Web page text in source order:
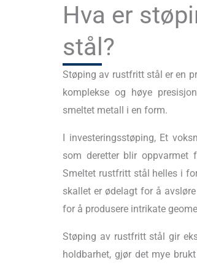
Hva er
stål?
Støping av rustfritt stål er en
komplekse og høye
smeltet metall i en form.
I investeringsstøping, Et
som deretter blir oppvarmet
Smeltet rustfritt stål helles i
skallet er ødelagt for å
for å produsere intrikate
Støping av rustfritt stål gir
holdbarhet, gjør det mye